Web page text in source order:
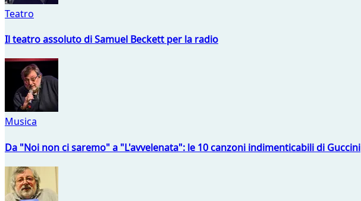
Teatro
Il teatro assoluto di Samuel Beckett per la radio
Musica
Da "Noi non ci saremo" a "L'avvelenata": le 10 canzoni indimenticabili di Guccini